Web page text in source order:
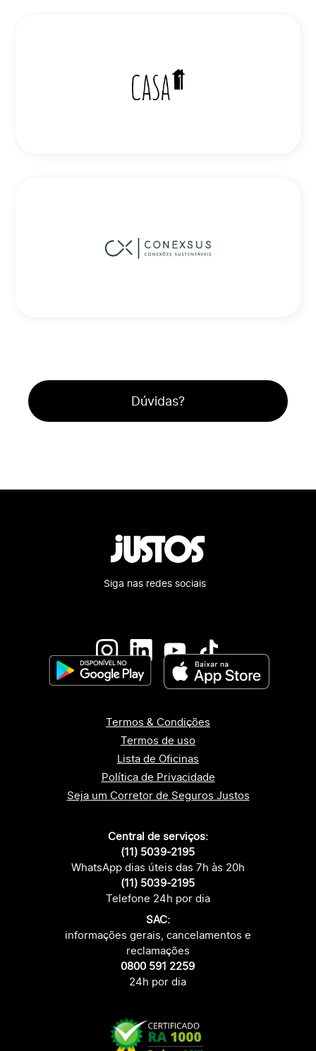
Dúvidas?
Siga nas redes sociais
Termos & Condições
Termos de uso
Lista de Oficinas
Política de Privacidade
Seja um Corretor de Seguros Justos
Central de serviços:
(11) 5039-2195
WhatsApp dias úteis das 7h às 20h
(11) 5039-2195
Telefone 24h por dia
SAC:
informações gerais, cancelamentos e
reclamações
0800 591 2259
24h por dia